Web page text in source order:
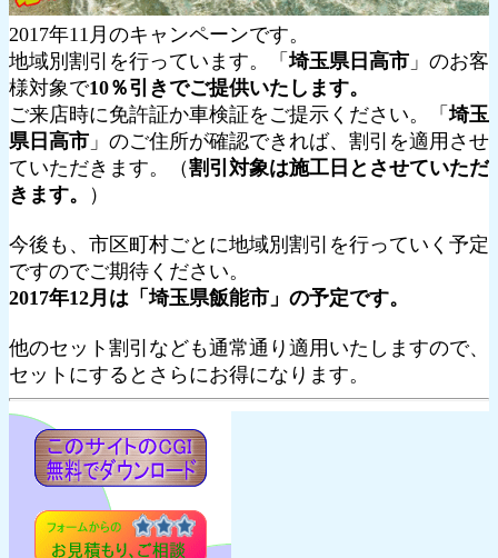
2017年11月のキャンペーンです。
地域別割引を行っています。「埼玉県日高市 」のお客
様対象で10％引きでご提供いたします。
ご来店時に免許証か車検証をご提示ください。「埼玉
県日高市 」のご住所が確認できれば、割引を適用させ
ていただきます。（割引対象は施工日とさせていただ
きます。
）
今後も、市区町村ごとに地域別割引を行っていく予定
ですのでご期待ください。
2017年12月は「埼玉県飯能市」の予定です。
他のセット割引なども通常通り適用いたしますので、
セットにするとさらにお得になります。